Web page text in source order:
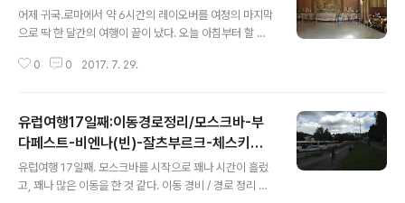
E%98%EC%B8%A0%EB%B6%80%EB%A5%B4%ED%81%AC%E
C%B2%B4%EC%8A%A4%ED%82%A4%ED%81%AC%EB%A1%A
어제 귀국.로마에서 약 6시간의 레이오버를 여정의 마지막
으로 딱 한 달간의 여행이 끝이 났다. 오늘 아침부터 할 일
람 소리를 한 두번 듣긴 들었는데 옆에서 자고 있던 아내가
도 귀찮아서 다시 잠들기로 했다. 곧 옆에서 아내도 일어났
는데 아이폰 시계를 보고 벌써 2시가 다 되어 간다고 했다.
끝내 일어나 확인해보니 정말 오후였다. 약 12시간 내내 잠
들어 있었던 것이다. 이게 말로만 듣던 시차 적응(?)인건가
싶기도 하고 그냥 피곤해서 그런건가 보다 하며, 하지 못한
0 0 2017. 7. 29.
유럽여행17일째:이동경로정리/모스크바-부
다페스트-비엔나(빈)-잘츠부르크-체스키크
롬로프-프라하-두브로브니크
유럽여행 17일째. 모스크바를 시작으로 꽤나 시간이 흘렀
고, 꽤나 많은 이동을 한 것 같다. 이동 경비 / 경로 정리 겸